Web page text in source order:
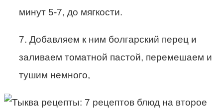
минут 5-7, до мягкости.
7. Добавляем к ним болгарский перец и
заливаем томатной пастой, перемешаем и
тушим немного,